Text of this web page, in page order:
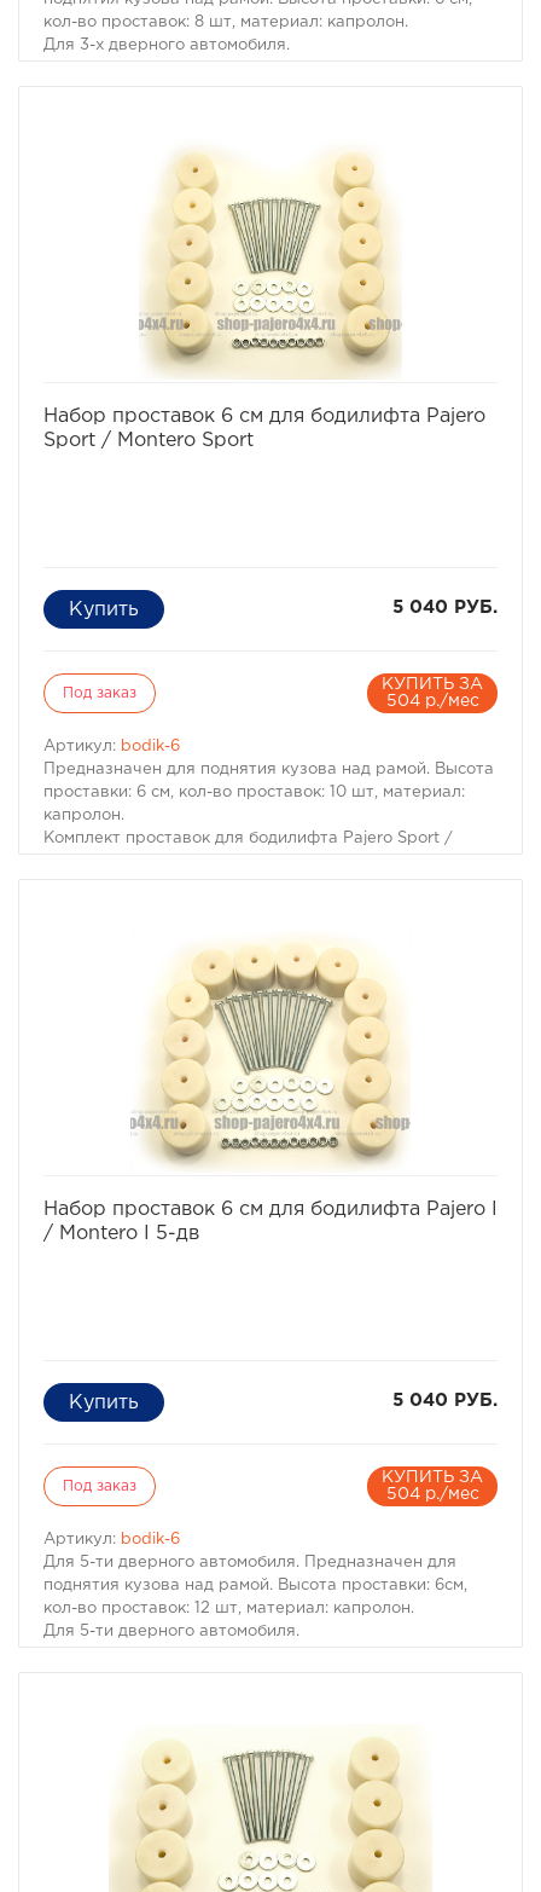
кол-во проставок: 8 шт, материал: капролон.
Для 3-х дверного автомобиля.
условиях офф-роуд.
В комплект проставок для бодилифта Pajero II /
Montero II входят сами проставки, а также болты, гайки
и шайбы для крепления.
Характеристики Комплекта проставок для бодилифта
Pajero II / Montero II:
· Высота проставки: 6 см
· Кол-во проставок: 8 шт
· Материал: капролон
Комплект проставок для бодилифта Pajero II / Montero
Набор проставок 6 см для бодилифта Pajero
Sport / Montero Sport
5 040 РУБ.
Под заказ
КУПИТЬ ЗА
504 р./мес
Артикул: bodik-6
Предназначен для поднятия кузова над рамой. Высота
проставки: 6 см, кол-во проставок: 10 шт, материал:
капролон.
Комплект проставок для бодилифта Pajero Sport /
В комплект проставок для бодилифта Pajero Sport /
Montero Sport входят сами проставки, а также болты,
гайки и шайбы для крепления.
Характеристики Комплекта проставок для бодилифта
Pajero Sport / Montero Sport:
· Высота проставки: 6 см
· Кол-во проставок: 10 шт
· Материал: капролон
Набор проставок 6 см для бодилифта Pajero I
/ Montero I 5-дв
5 040 РУБ.
Под заказ
КУПИТЬ ЗА
504 р./мес
Артикул: bodik-6
Для 5-ти дверного автомобиля. Предназначен для
поднятия кузова над рамой. Высота проставки: 6см,
кол-во проставок: 12 шт, материал: капролон.
Для 5-ти дверного автомобиля.
условиях офф-роуд.
В комплект проставок для бодилифта Pajero I / Montero
I входят сами проставки, а также болты, гайки и шайбы
для крепления.
Характеристики Комплекта проставок для бодилифта
Pajero I / Montero I:
· Высота проставки: 6 см